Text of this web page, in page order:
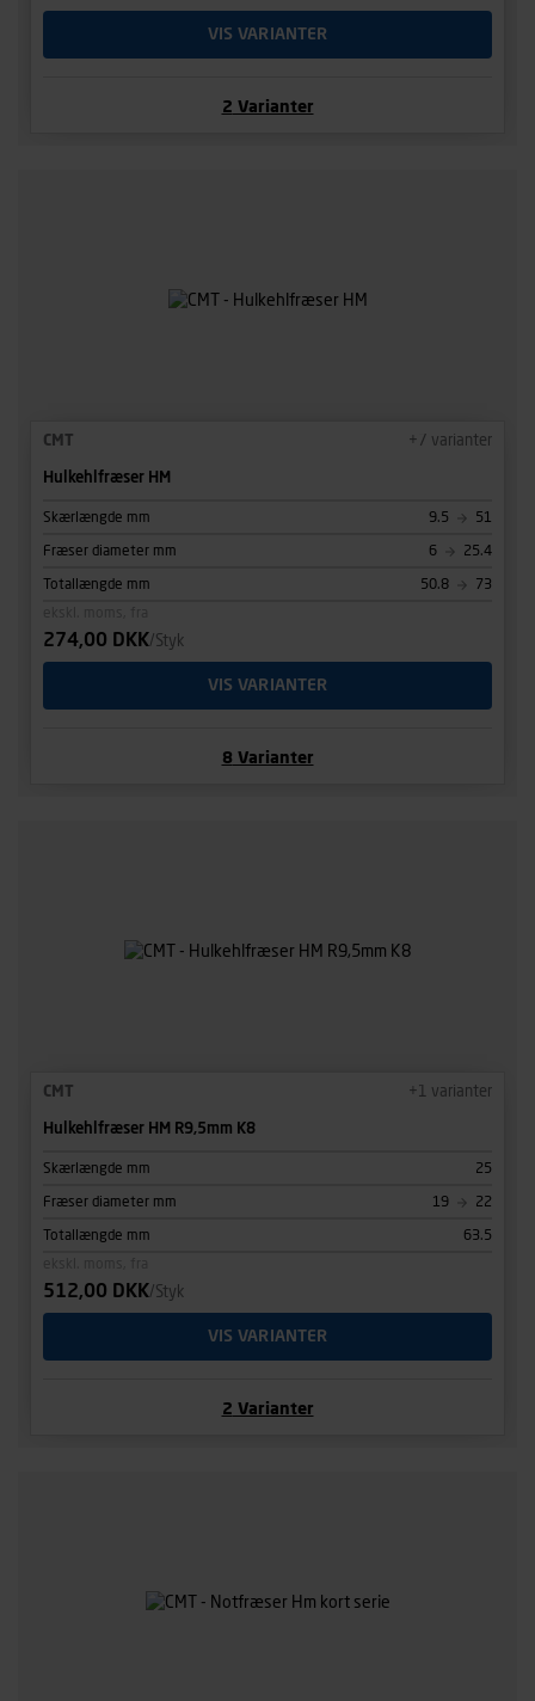
VIS VARIANTER
2 Varianter
CMT + 7 varianter
Hulkehlfræser HM
Skærlængde mm 9.5 51
Fræser diameter mm 6 25.4
Totallængde mm 50.8
73
274,00 DKK/Styk
VIS VARIANTER
8 Varianter
CMT +1 varianter
Hulkehlfræser HM R9,5mm K8
Skærlængde mm 25
Fræser diameter mm 19 22
Totallængde mm
63.5
512,00 DKK/Styk
VIS VARIANTER
2 Varianter